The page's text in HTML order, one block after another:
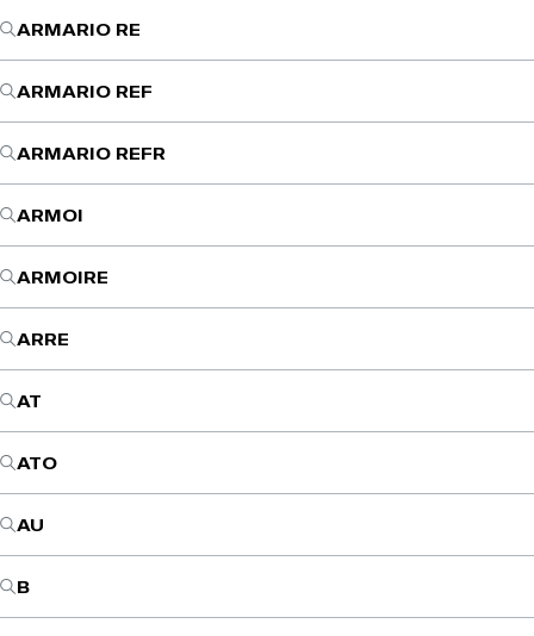
ARMARIO RE
ARMARIO REF
ARMARIO REFR
ARMOI
ARMOIRE
ARRE
AT
ATO
AU
B